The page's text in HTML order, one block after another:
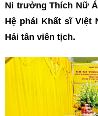
Ni trưởng Thích Nữ
Hệ phái Khất sĩ Việt
Hải tân viên tịch.